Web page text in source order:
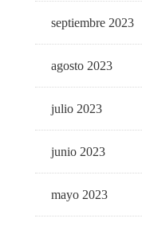
septiembre 2023
agosto 2023
julio 2023
junio 2023
mayo 2023